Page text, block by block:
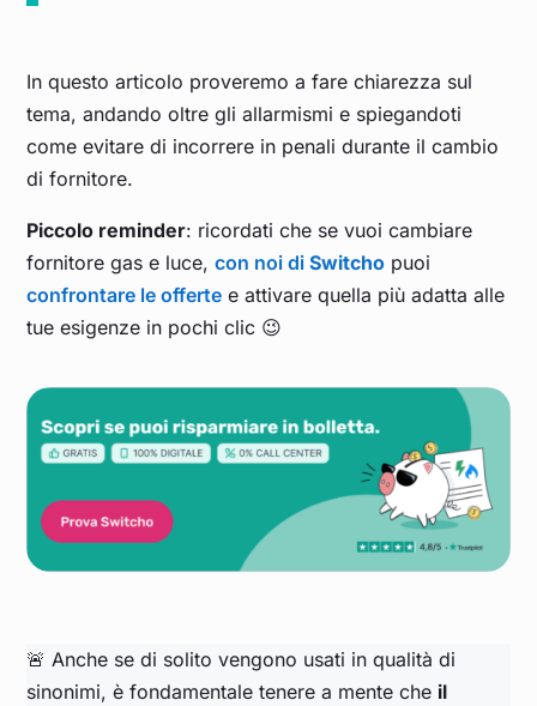
In questo articolo proveremo a fare chiarezza sul
tema, andando oltre gli allarmismi e spiegandoti
come evitare di incorrere in penali durante il cambio
di fornitore.
Piccolo reminder: ricordati che se vuoi cambiare
fornitore gas e luce,con noi diSwitcho puoi
confrontare le offerte e attivare quella più adatta alle
tue esigenze in pochi clic 😉
🚨 Anche se di solito vengono usati in qualità di
sinonimi, è fondamentale tenere a mente che il